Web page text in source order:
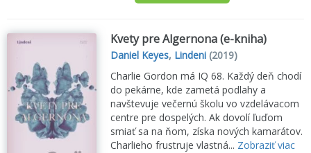
Kvety pre Algernona (e-kniha)
Daniel Keyes, Lindeni (2019)
Charlie Gordon má IQ 68. Každý deň chodí
do pekárne, kde zametá podlahy a
navštevuje večernú školu vo vzdelávacom
centre pre dospelých. Ak dovolí ľuďom
smiať sa na ňom, získa nových kamarátov.
Charlieho frustruje vlastná... Zobraziť viac